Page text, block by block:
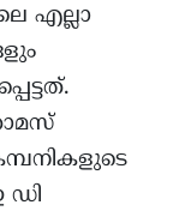
എല്ലാ
ഡി